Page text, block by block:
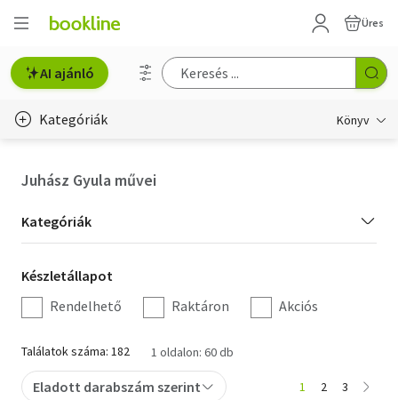
Üres
AI ajánló
Kategóriák Könyv
Hobbi, szabadidő
Irodalom
Művészet
Szakkönyv
Juhász Gyula művei
Kategória
szűrés
Kategóriák
Készletállapot
szűrés
Készletállapot
Rendelhető
Raktáron Akciós
Találatok száma: 182 1 oldalon: 60 db
Eladott darabszám szerint 1 2 3